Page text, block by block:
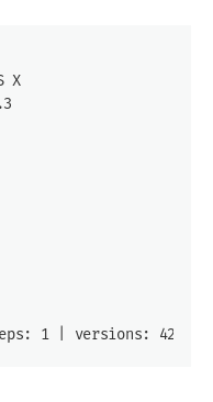
OS X
1 | versions: 42